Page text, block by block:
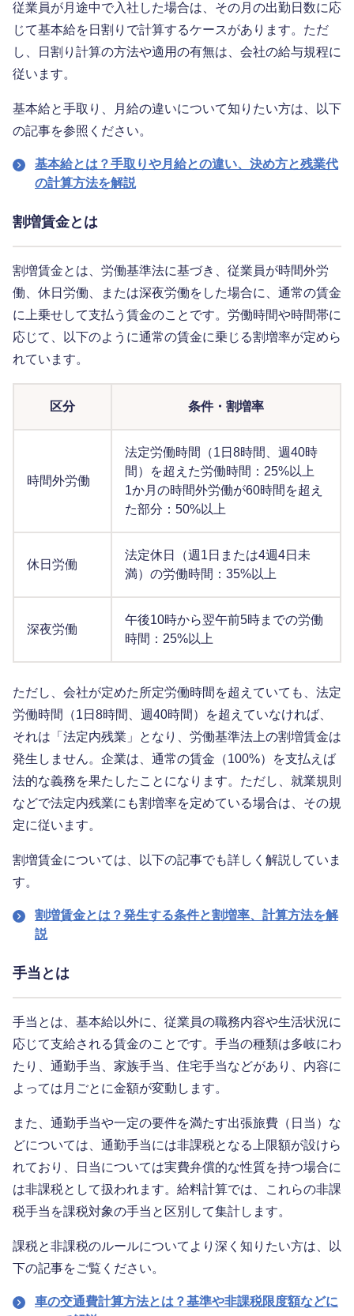
従業員が月途中で入社した場合は、その月の出勤日数に応
じて基本給を日割りで計算するケースがあります。ただ
し、日割り計算の方法や適用の有無は、会社の給与規程に
従います。
基本給と手取り、月給の違いについて知りたい方は、以下
の記事を参照ください。
基本給とは？手取りや月給との違い、決め方と残業代
の計算方法を解説
割増賃金とは
割増賃金とは、労働基準法に基づき、従業員が時間外労
働、休日労働、または深夜労働をした場合に、通常の賃金
に上乗せして支払う賃金のことです。労働時間や時間帯に
応じて、以下のように通常の賃金に乗じる割増率が定めら
れています。
区分 条件・割増率
時間外労働
法定労働時間（1日8時間、週40時
間）を超えた労働時間：25%以上
1か月の時間外労働が60時間を超え
た部分：50%以上
休日労働
法定休日（週1日または4週4日未
満）の労働時間：35%以上
深夜労働
午後10時から翌午前5時までの労働
時間：25%以上
ただし、会社が定めた所定労働時間を超えていても、法定
労働時間（1日8時間、週40時間）を超えていなければ、
それは「法定内残業」となり、労働基準法上の割増賃金は
発生しません。企業は、通常の賃金（100%）を支払えば
法的な義務を果たしたことになります。ただし、就業規則
などで法定内残業にも割増率を定めている場合は、その規
定に従います。
割増賃金については、以下の記事でも詳しく解説していま
す。
割増賃金とは？発生する条件と割増率、計算方法を解
説
手当とは
手当とは、基本給以外に、従業員の職務内容や生活状況に
応じて支給される賃金のことです。手当の種類は多岐にわ
たり、通勤手当、家族手当、住宅手当などがあり、内容に
よっては月ごとに金額が変動します。
また、通勤手当や一定の要件を満たす出張旅費（日当）な
どについては、通勤手当には非課税となる上限額が設けら
れており、日当については実費弁償的な性質を持つ場合に
は非課税として扱われます。給料計算では、これらの非課
税手当を課税対象の手当と区別して集計します。
課税と非課税のルールについてより深く知りたい方は、以
下の記事をご覧ください。
車の交通費計算方法とは？基準や非課税限度額などに